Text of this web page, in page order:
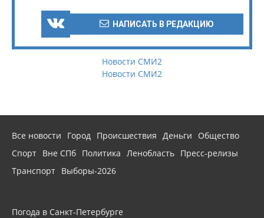
НАПИСАТЬ В РЕДАКЦИЮ
Новости СМИ2
Новости СМИ2
Все новости Город Происшествия Деньги
Общество
Спорт Вне СПб Политика Ленобласть Пресс-релизы
Транспорт Выборы-2026
Погода в Санкт-Петербурге